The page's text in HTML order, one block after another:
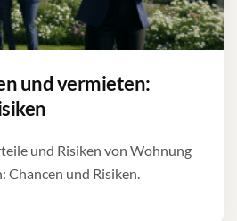
und vermieten:
und Risiken von Wohnung
Chancen und Risiken.